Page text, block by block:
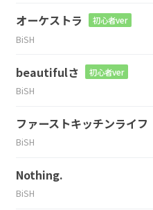
オーケストラ 初心者ver
BiSH
beautifulさ 初心者ver
BiSH
ファーストキッチンライフ
BiSH
Nothing.
BiSH